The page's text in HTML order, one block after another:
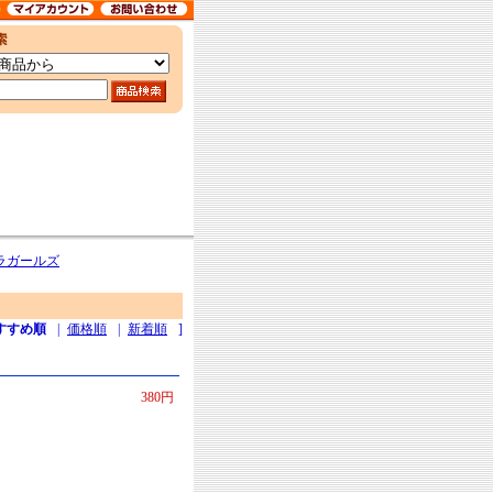
ガールズ
すめ順 価格順 新着順
]
380円